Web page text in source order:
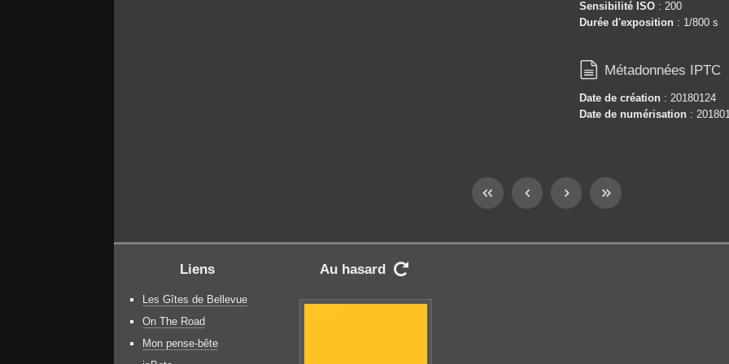
Sensibilité ISO : 200
Durée d'exposition : 1/800 s
 Métadonnées IPTC
Date de création : 20180124
Date de numérisation :
Liens
Les Gîtes de Bellevue
On The Road
Mon pense-bête
Au hasard 